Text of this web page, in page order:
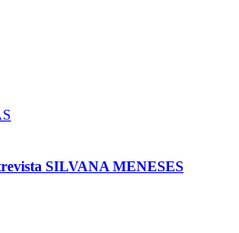
SILVANA MENESES